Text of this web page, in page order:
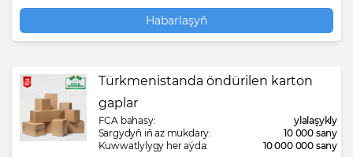
Habarlaşyň
Türkmenistanda öndürilen karton
gaplar
FCA bahasy:
ylalaşykly
Sargydyň iň az mukdary:
10 000 sany
Kuwwatlylygy her aýda:
10 000 000 sany